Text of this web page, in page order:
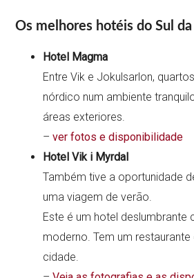
Os melhores hotéis do Sul
Hotel Magma
Entre Vik e Jokulsarlon,
nórdico num ambiente
áreas exteriores.
–ver fotos e disponibilidade
Hotel Vik i Myrdal
Também tive a oportunidade
uma viagem de verão.
Este é um hotel deslumbrante
moderno. Tem um
cidade.